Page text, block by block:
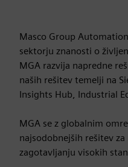
Masco Group
sektorju znanosti o
MGA razvija napredne
naših rešitev temelji na
Insights Hub, Industrial
MGA se z globalnim
najsodobnejših rešitev
zagotavljanju visokih